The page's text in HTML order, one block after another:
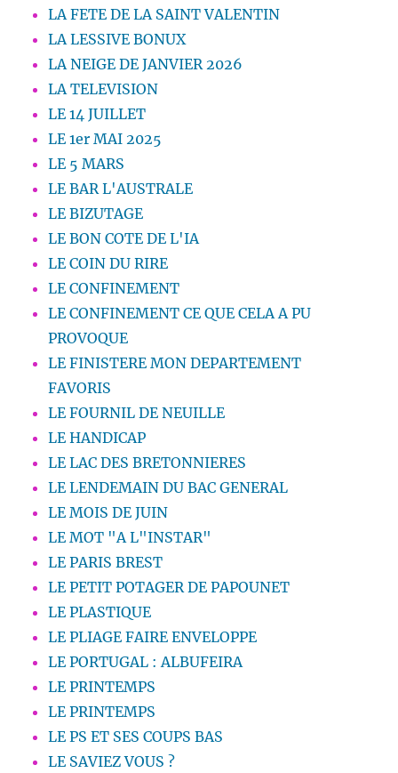
LA FETE DE LA SAINT VALENTIN
LA LESSIVE BONUX
LA NEIGE DE JANVIER 2026
LA TELEVISION
LE 14 JUILLET
LE 1er MAI 2025
LE 5 MARS
LE BAR L'AUSTRALE
LE BIZUTAGE
LE BON COTE DE L'IA
LE COIN DU RIRE
LE CONFINEMENT
LE CONFINEMENT CE QUE CELA A PU
PROVOQUE
LE FINISTERE MON DEPARTEMENT
FAVORIS
LE FOURNIL DE NEUILLE
LE HANDICAP
LE LAC DES BRETONNIERES
LE LENDEMAIN DU BAC GENERAL
LE MOIS DE JUIN
LE MOT "A L"INSTAR"
LE PARIS BREST
LE PETIT POTAGER DE PAPOUNET
LE PLASTIQUE
LE PLIAGE FAIRE ENVELOPPE
LE PORTUGAL : ALBUFEIRA
LE PRINTEMPS
LE PRINTEMPS
LE PS ET SES COUPS BAS
LE SAVIEZ VOUS ?